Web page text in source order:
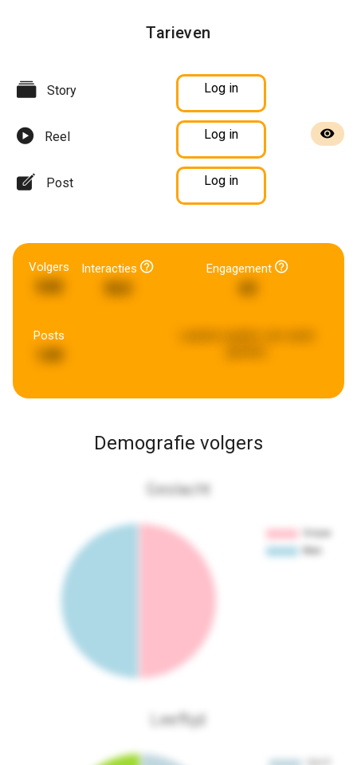
Tarieven
Story Log in
Reel Log in
Post Log in
Volgers
540
Interacties
563
Engagement
Posts
Demografie volgers
Geslacht
Leeftijd